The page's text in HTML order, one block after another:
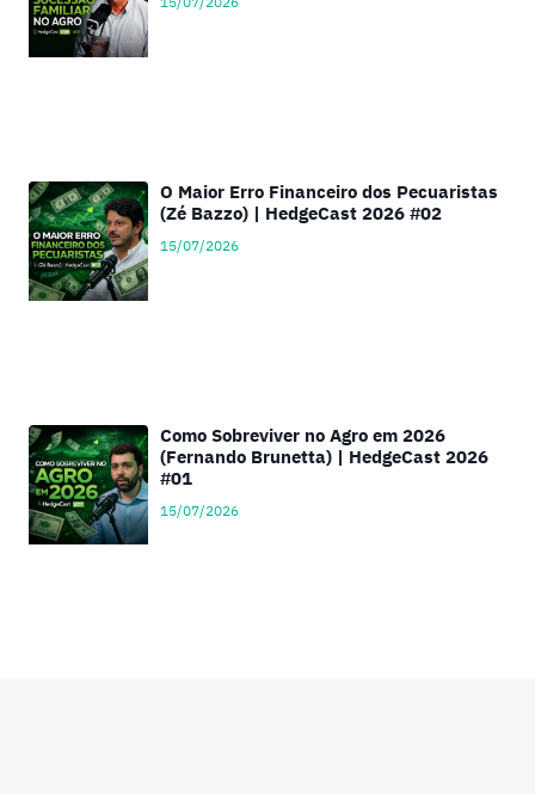
O Maior Erro Financeiro dos Pecuaristas
(Zé Bazzo) | HedgeCast 2026 #02
15/07/2026
Como Sobreviver no Agro em 2026
(Fernando Brunetta) | HedgeCast 2026
#01
15/07/2026